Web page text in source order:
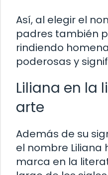
Así, al elegir el
padres también
rindiendo
poderosas y
Liliana en la
arte
Además de su
el nombre Liliana
marca en la